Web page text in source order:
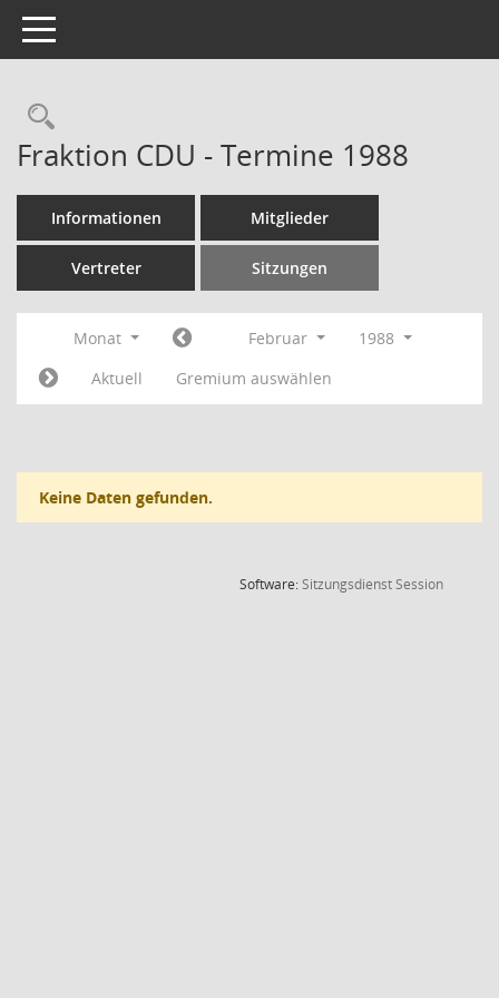
Toggle navigation
Rechercheauswahl
Fraktion CDU - Termine 1988
Informationen Mitglieder
Vertreter Sitzungen
Monat Februar
1988
Aktuell
Gremium auswählen
Keine Daten gefunden.
Software:SitzungsdienstSession(Wird in